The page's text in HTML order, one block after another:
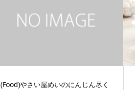
(Food)やさい屋めいのにんじん尽く